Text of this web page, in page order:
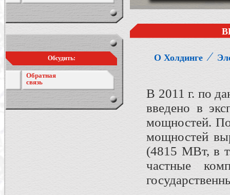
Обсудить:
Обратная
связь
О Холдинге ⁄
В 2011 г. по
введено в
мощностей.
мощностей
(4815 МВт, в
частные